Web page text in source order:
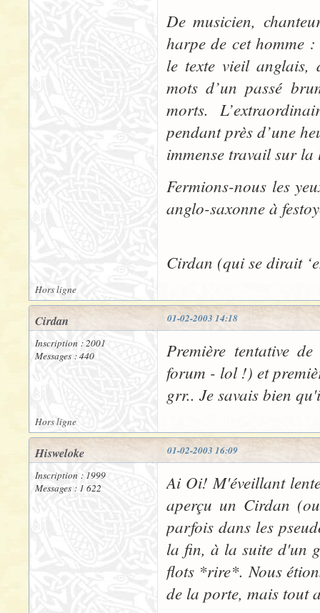
De musicien,
harpe de cet homme
le texte vieil anglais,
mots d’un passé
morts.
pendant près d’une
immense travail sur
Fermions-nous les
anglo-saxonne à
Cirdan (qui se dirait
Hors ligne
01-02-2003 14:18
Cirdan
Inscription : 2001
Messages : 440
Première tentative
forum - lol !) et
grr.. Je savais bien
Hors ligne
01-02-2003 16:09
Hisweloke
Inscription : 1999
Messages : 1 622
Ai Oi! M'éveillant
aperçu un Cirdan
parfois dans les
la fin, à la suite d'un
flots *rire*. Nous
de la porte, mais tout